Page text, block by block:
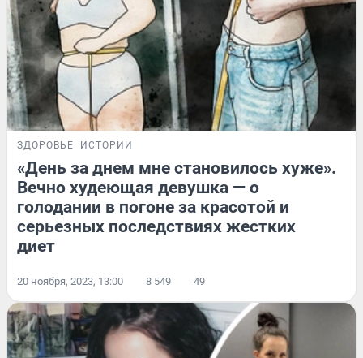
ЗДОРОВЬЕ ИСТОРИИ
«День за днем мне становилось хуже».
Вечно худеющая девушка — о
голодании в погоне за красотой и
серьезных последствиях жестких
диет
20 ноября, 2023, 13:00 8 549 49